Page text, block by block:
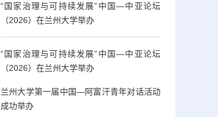
“国家治理与可持续发展”中国—中亚论坛
（2026）在兰州大学举办
“国家治理与可持续发展”中国—中亚论坛
（2026）在兰州大学举办
兰州大学第一届中国—阿富汗青年对话活动
成功举办